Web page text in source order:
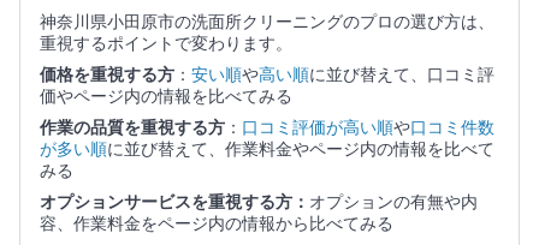
神奈川県小田原市の洗面所クリーニングのプロの選び方は、
重視するポイントで変わります。
価格を重視する方 ： 安い順や高い順に並び替えて、口コミ評
価やページ内の情報を比べてみる
作業の品質を重視する方 ： 口コミ評価が高い順や口コミ件数
が多い順に並び替えて、作業料金やページ内の情報を比べて
みる
オプションサービスを重視する方： オプションの有無や内
容、作業料金をページ内の情報から比べてみる